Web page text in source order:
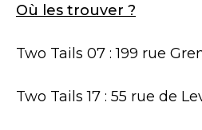
Où les trouver ?
Two Tails 07 : 199 rue
Two Tails 17 : 55 rue de